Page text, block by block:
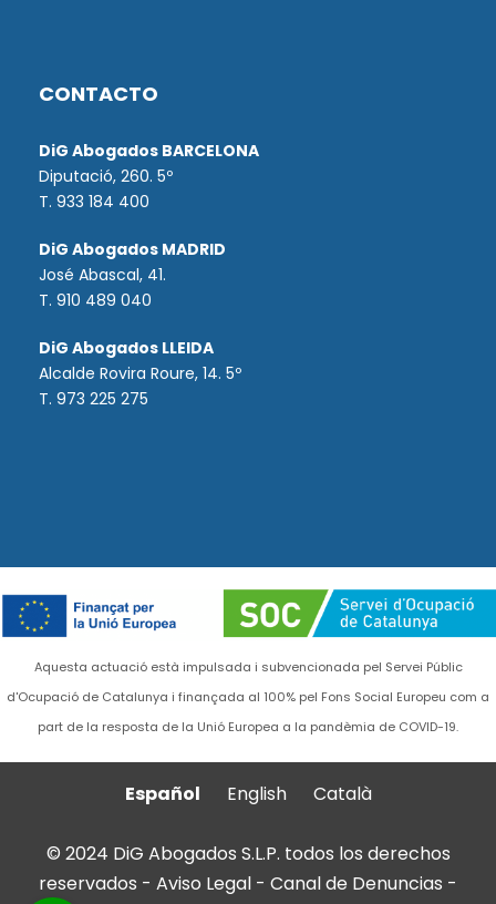
CONTACTO
DiG Abogados BARCELONA
Diputació, 260. 5º
T. 933 184 400
DiG Abogados MADRID
José Abascal, 41.
T. 910 489 040
DiG Abogados LLEIDA
Alcalde Rovira Roure, 14. 5º
T. 973 225 275
Aquesta actuació està impulsada i subvencionada pel Servei Públic
d'Ocupació de Catalunya i finançada al 100% pel Fons Social Europeu com a
part de la resposta de la Unió Europea a la pandèmia de COVID-19.
Español English Català
© 2024 DiG Abogados S.L.P. todos los derechos
reservados - Aviso Legal - Canal de Denuncias -